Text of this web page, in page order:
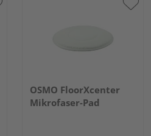
OSMO FloorXcenter
Mikrofaser-Pad